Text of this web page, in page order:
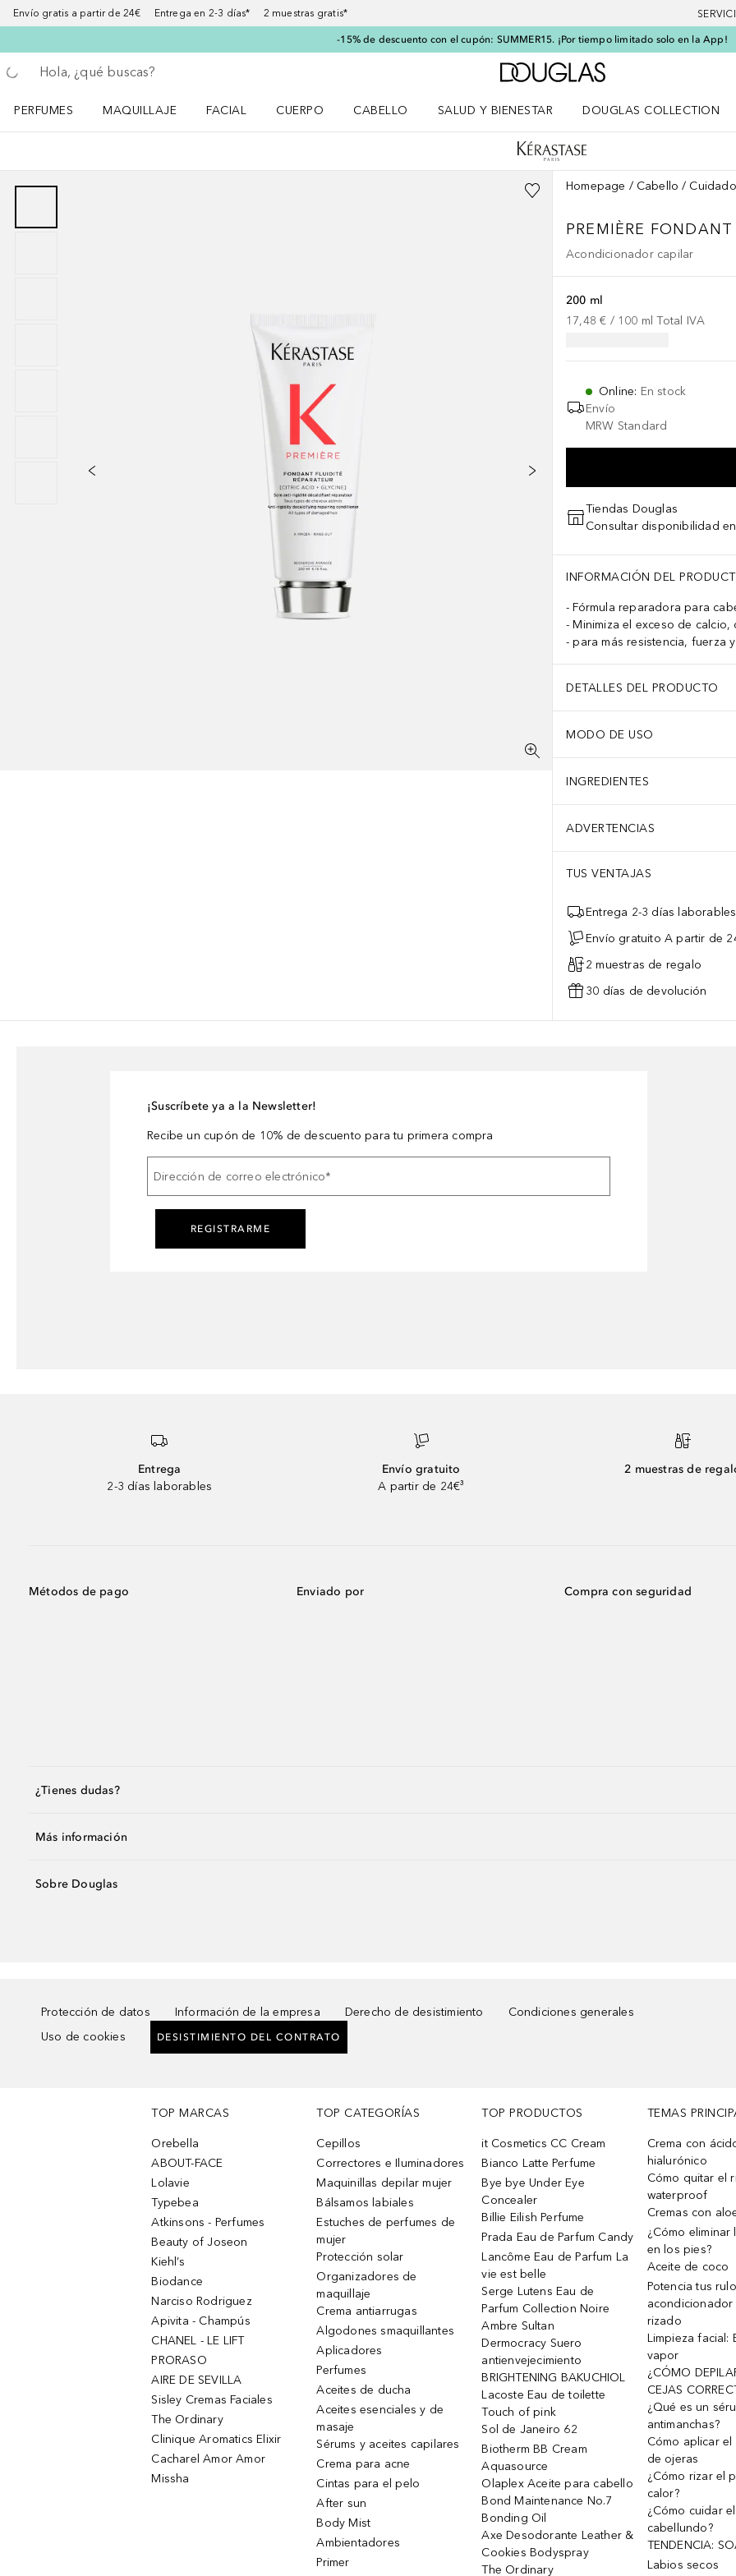
Envío gratis a partir de 24€ Entrega en 2-3 días* 2 muestras gratis*
-15% de descuento con el cupón: SUMMER15. ¡Por tiempo limitado solo en la App!
Regresar
Ejecutar búsqueda
A Douglas Home
PERFUMES
MAQUILLAJE
FACIAL
CUERPO
CABELLO
SALUD Y BIENESTAR
DOUGLAS COLLECTION
Homepage Cabello
PREMIÈRE FONDANT
Acondicionador capilar
200 ml
17,48 € / 100 ml Total IVA
Online: En stock
Envío
MRW Standard
Tiendas Douglas
Consultar disponibilidad
INFORMACIÓN DEL
Fórmula reparadora para
Minimiza el exceso de
para más resistencia, fuerza
DETALLES DEL PRODUCTO
MODO DE USO
INGREDIENTES
ADVERTENCIAS
TUS VENTAJAS
Entrega 2-3 días laborables
Envío gratuito A partir de
2 muestras de regalo
30 días de devolución
¡Suscríbete ya a la Newsletter!
Recibe un cupón de 10% de descuento para tu primera compra
Dirección de correo electrónico*
REGISTRARME
Entrega
2-3 días laborables
Envío gratuito
A partir de 24€³
2 muestras de
Métodos de pago Enviado por Compra con seguridad
¿Tienes dudas?
Más información
Sobre Douglas
Protección de datos Información de la empresa Derecho de desistimiento
Condiciones generales
Uso de cookies
DESISTIMIENTO DEL CONTRATO
TOP MARCAS
Orebella
ABOUT-FACE
Lolavie
Typebea
Atkinsons - Perfumes
Beauty of Joseon
Kiehl’s
Biodance
Narciso Rodriguez
Apivita - Champús
CHANEL - LE LIFT
PRORASO
AIRE DE SEVILLA
Sisley Cremas Faciales
The Ordinary
Clinique Aromatics Elixir
Cacharel Amor Amor
Missha
TOP CATEGORÍAS
Cepillos
Correctores e Iluminadores
Maquinillas depilar mujer
Bálsamos labiales
Estuches de perfumes de
mujer
Protección solar
Organizadores de
maquillaje
Crema antiarrugas
Algodones smaquillantes
Aplicadores
Perfumes
Aceites de ducha
Aceites esenciales y de
masaje
Sérums y aceites capilares
Crema para acne
Cintas para el pelo
After sun
Body Mist
Ambientadores
Primer
TOP PRODUCTOS
it Cosmetics CC Cream
Bianco Latte Perfume
Bye bye Under Eye
Concealer
Billie Eilish Perfume
Prada Eau de Parfum Candy
Lancôme Eau de Parfum La
vie est belle
Serge Lutens Eau de
Parfum Collection Noire
Ambre Sultan
Dermocracy Suero
antienvejecimiento
BRIGHTENING BAKUCHIOL
Lacoste Eau de toilette
Touch of pink
Sol de Janeiro 62
Biotherm BB Cream
Aquasource
Olaplex Aceite para cabello
Bond Maintenance No.7
Bonding Oil
Axe Desodorante Leather &
Cookies Bodyspray
The Ordinary
TEMAS
Crema con
hialurónico
Cómo quitar el
waterproof
Cremas con
¿Cómo eliminar
en los pies?
Aceite de coco
Potencia tus
rizado
Limpieza facial:
vapor
¿CÓMO
CEJAS
¿Qué es un
antimanchas?
Cómo aplicar
de ojeras
¿Cómo rizar el
calor?
¿Cómo cuidar
cabellundo?
TENDENCIA:
Labios secos